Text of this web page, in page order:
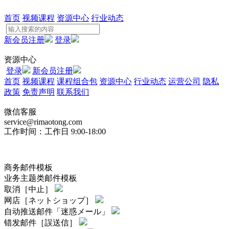
首页 视频课程 资源中心 行业动态
新会员注册 登录
资源中心
登录
新会员注册
首页 视频课程 课程组合包 资源中心 行业动态 运营公司 隐私
政策 免责声明 联系我们
微信客服
service@rimaotong.com
工作时间：工作日 9:00-18:00
商务邮件模板
业务主题类邮件模板
取消［中止］
网店［ネットショップ］
自动推送邮件「迷惑メール」
错发邮件［誤送信］